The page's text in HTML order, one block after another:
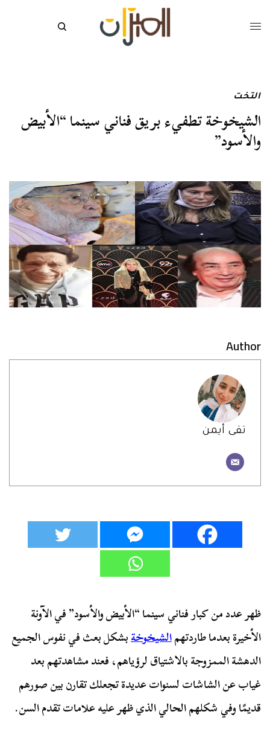
التخت
الشيخوخة تطفيء بريق فناني سينما “الأبيض
والأسود”
Author
تقى أيمن
ظهر عدد من كبار فناني سينما “الأبيض والأسود” في الآونة
الأخيرة بعدما طاردتهمالشيخوخةبشكل بعث في نفوس الجميع
الدهشة الممزوجة بالاشتياق لرؤياهم، فعند مشاهدتهم بعد
غياب عن الشاشات لسنوات عديدة تجعلك تقارن بين صورهم
قديمًا وفي شكلهم الحالي الذي ظهر عليه علامات تقدم السن.